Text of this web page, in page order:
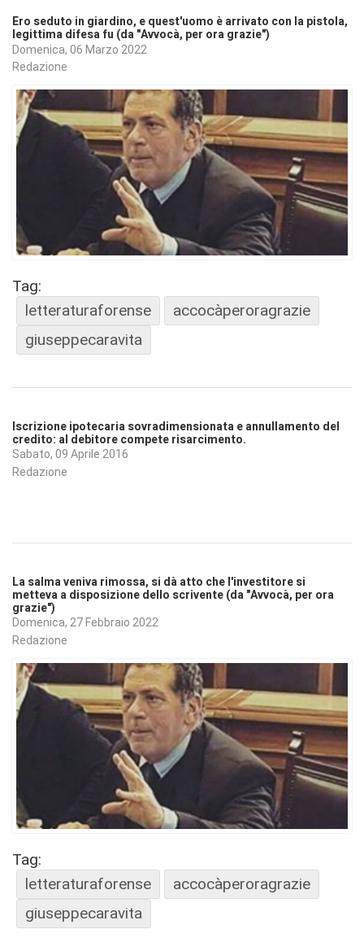
Ero seduto in giardino, e quest'uomo è arrivato con la pistola,
legittima difesa fu (da "Avvocà, per ora grazie")
Domenica, 06 Marzo 2022
Redazione
Tag:
letteraturaforense
accocàperoragrazie
giuseppecaravita
Iscrizione ipotecaria sovradimensionata e annullamento del
credito: al debitore compete risarcimento.
Sabato, 09 Aprile 2016
Redazione
La salma veniva rimossa, si dà atto che l'investitore si
metteva a disposizione dello scrivente (da "Avvocà, per ora
grazie")
Domenica, 27 Febbraio 2022
Redazione
Tag:
letteraturaforense
accocàperoragrazie
giuseppecaravita